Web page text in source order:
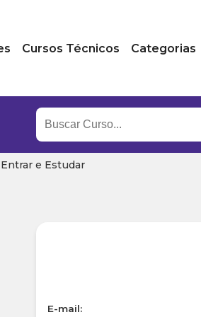
Cursos Técnicos Categorias
Entrar e Estudar
E-mail: